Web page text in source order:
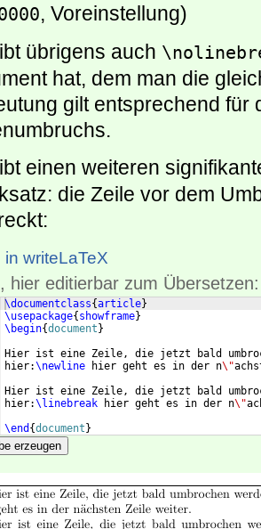
, Voreinstellung)
übrigens auch
hat, dem man die
gilt entsprechend für
einen weiteren
die Zeile vor dem
in writeLaTeX
hier editierbar zum Übersetzen:
\documentclass{article}
\usepackage{showframe}
\begin{document}
Hier ist eine Zeile, die jetzt bald
hier:\newline hier geht es in der n\"
Hier ist eine Zeile, die jetzt bald
hier:\linebreak hier geht es in der n\"
\end {document}
erzeugen